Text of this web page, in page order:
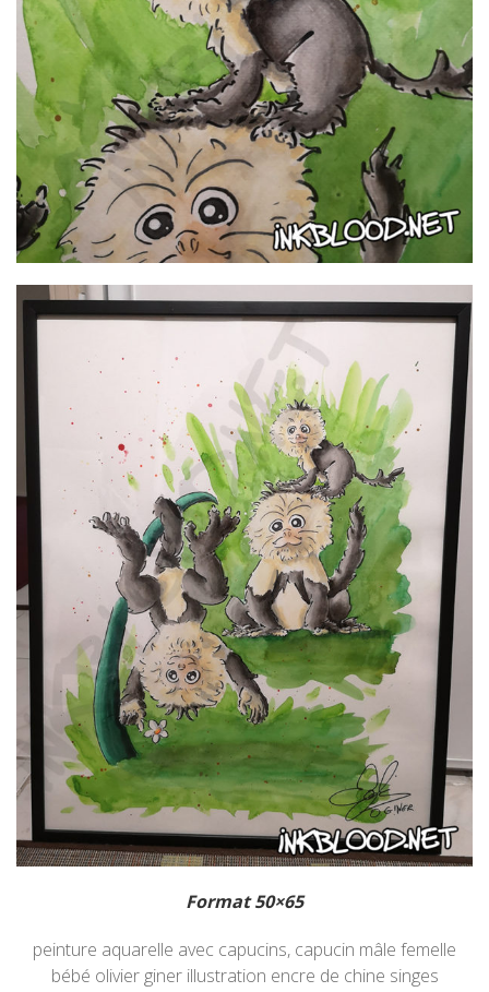
Format 50×65
peinture aquarelle avec capucins, capucin mâle femelle
bébé olivier giner illustration encre de chine singes